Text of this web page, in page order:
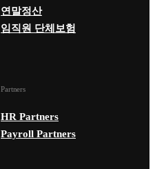
연말정산
임직원 단체보험
Partners
HR Partners
Payroll Partners